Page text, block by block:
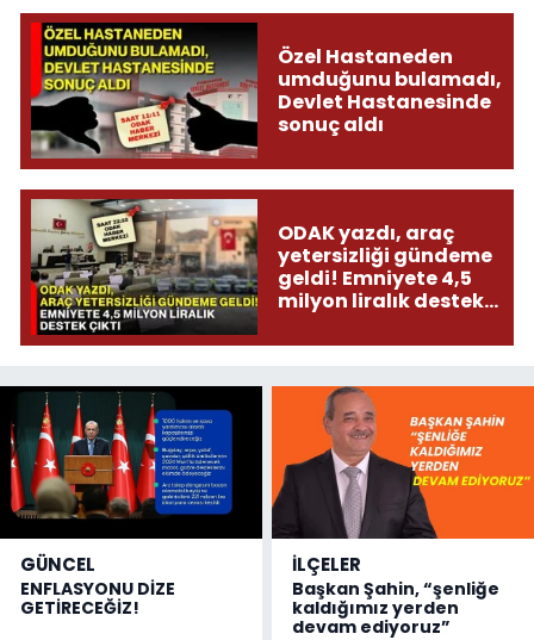
Özel Hastaneden
umduğunu bulamadı,
Devlet Hastanesinde
sonuç aldı
ODAK yazdı, araç
yetersizliği gündeme
geldi! Emniyete 4,5
milyon liralık destek
GÜNCEL
ENFLASYONU DİZE
GETİRECEĞİZ!
İLÇELER
Başkan Şahin, “şenliğe
kaldığımız yerden
devam ediyoruz”